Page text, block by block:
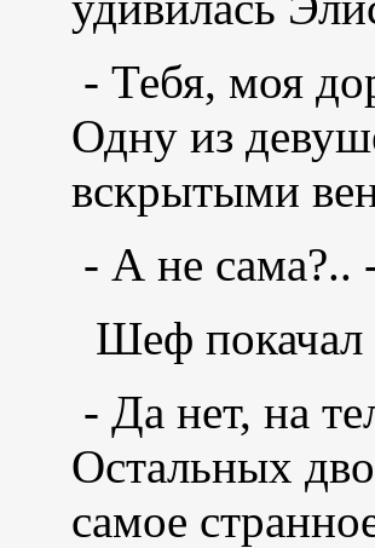
- Тебя, моя
Одну из
вскрытыми
- А не сама?..
Шеф покачал
- Да нет, на
Остальных
самое